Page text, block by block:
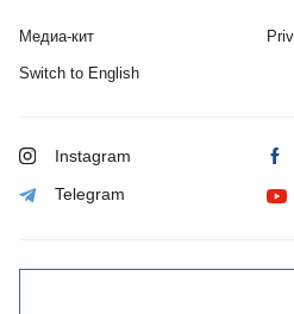
Медиа-кит
Switch to English
Instagram
Telegram